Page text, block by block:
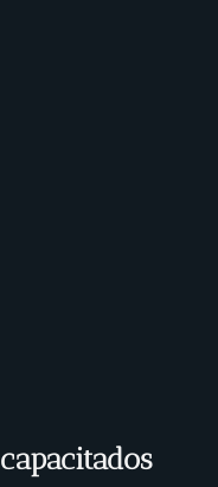
capacitados